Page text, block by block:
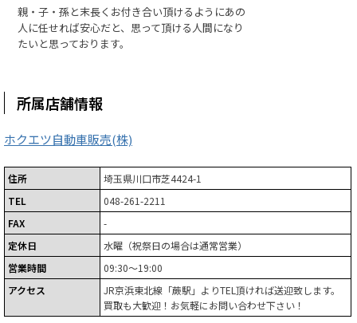
親・子・孫と末長くお付き合い頂けるようにあの
人に任せれば安心だと、思って頂ける人間になり
たいと思っております。
所属店舗情報
ホクエツ自動車販売(株)
住所
埼玉県川口市芝4424-1
TEL
048-261-2211
FAX
-
定休日
水曜（祝祭日の場合は通常営業）
営業時間
09:30～19:00
アクセス
JR京浜東北線「蕨駅」よりTEL頂ければ送迎致します。
買取も大歓迎！お気軽にお問い合わせ下さい！